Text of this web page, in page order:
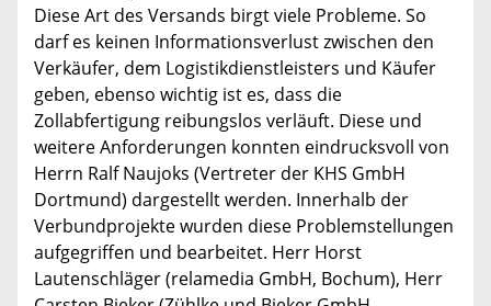
Diese Art des Versands birgt viele Probleme. So
darf es keinen Informationsverlust zwischen den
Verkäufer, dem Logistikdienstleisters und Käufer
geben, ebenso wichtig ist es, dass die
Zollabfertigung reibungslos verläuft. Diese und
weitere Anforderungen konnten eindrucksvoll von
Herrn Ralf Naujoks (Vertreter der KHS GmbH
Dortmund) dargestellt werden. Innerhalb der
Verbundprojekte wurden diese Problemstellungen
aufgegriffen und bearbeitet. Herr Horst
Lautenschläger (relamedia GmbH, Bochum), Herr